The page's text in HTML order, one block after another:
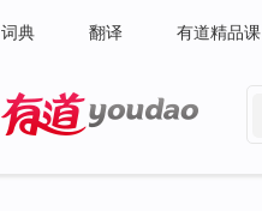
词典 翻译 有道精品课